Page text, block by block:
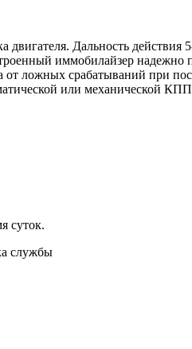
двигателя. Дальность
иммобилайзер надежно
ложных срабатываний при
или механической
суток.
службы